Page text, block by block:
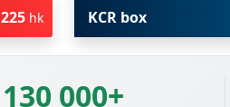
225 hk KCR box
130 000+